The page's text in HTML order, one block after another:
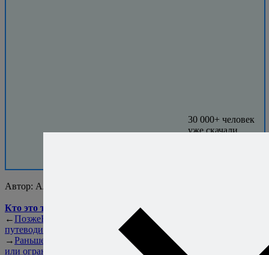
30 000+ человек
уже скачали
Автор: Алексей Онегин
Кто это такой?..
←ПозжеВарка на пару: полный
путеводитель
→Раньше
Сезонная еда — польза
или ограничение?